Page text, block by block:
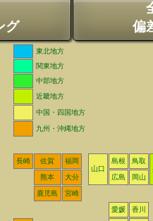
グ
偏
東北地方
関東地方
中部地方
近畿地方
中国・四国地方
九州・沖縄地方
長崎 佐賀
福岡
山口
島根
鳥取
熊本
大分 広島 岡山
鹿児島 宮崎
愛媛 香川